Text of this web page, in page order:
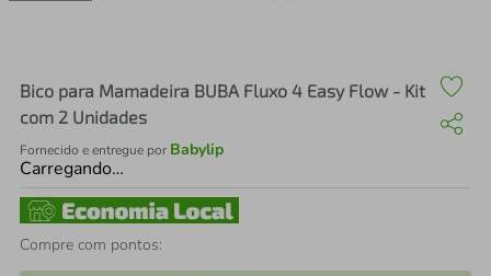
Bico para Mamadeira BUBA Fluxo 4 Easy Flow - Kit
com 2 Unidades
Fornecido e entregue por Babylip
Carregando…
Compre com pontos: